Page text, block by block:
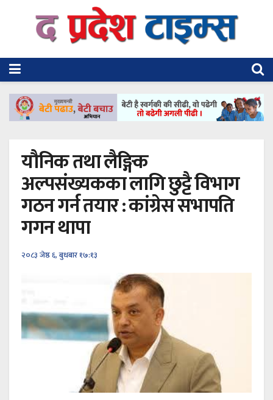
यौनिक तथा लैङ्गिक
अल्पसंख्यकका लागि छुट्टै विभाग
गठन गर्न तयार : कांग्रेस सभापति
गगन थापा
२०८३ जेष्ठ ६, बुधबार १७:१३